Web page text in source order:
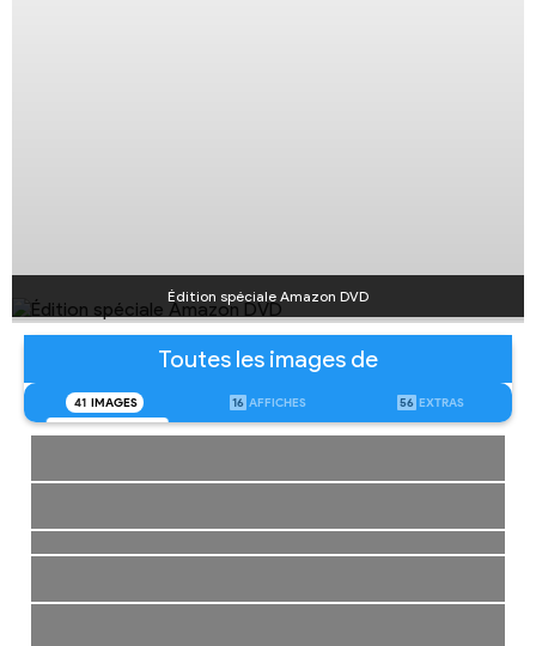
Édition spéciale Amazon DVD
Toutes les images de
41 IMAGES 16 AFFICHES 56 EXTRAS